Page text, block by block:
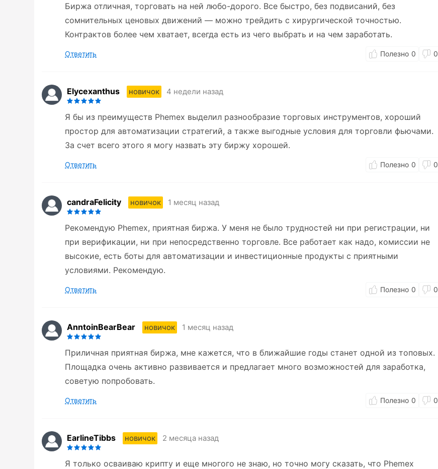
Биржа отличная, торговать на ней любо-дорого. Все быстро, без подвисаний, без
сомнительных ценовых движений — можно трейдить с хирургической точностью.
Контрактов более чем хватает, всегда есть из чего выбрать и на чем заработать.
Ответить 0 0
Elycexanthus новичок 4 недели назад
Я бы из преимуществ Phemex выделил разнообразие торговых инструментов, хороший
простор для автоматизации стратегий, а также выгодные условия для торговли фьючами.
За счет всего этого я могу назвать эту биржу хорошей.
Ответить 0 0
candraFelicity новичок 1 месяц назад
Рекомендую Phemex, приятная биржа. У меня не было трудностей ни при регистрации, ни
при верификации, ни при непосредственно торговле. Все работает как надо, комиссии не
высокие, есть боты для автоматизации и инвестиционные продукты с приятными
условиями. Рекомендую.
Ответить 0 0
AnntoinBearBear новичок 1 месяц назад
Приличная приятная биржа, мне кажется, что в ближайшие годы станет одной из топовых.
Площадка очень активно развивается и предлагает много возможностей для заработка,
советую попробовать.
Ответить 0 0
EarlineTibbs новичок 2 месяца назад
Я только осваиваю крипту и еще многого не знаю, но точно могу сказать, что Phemex